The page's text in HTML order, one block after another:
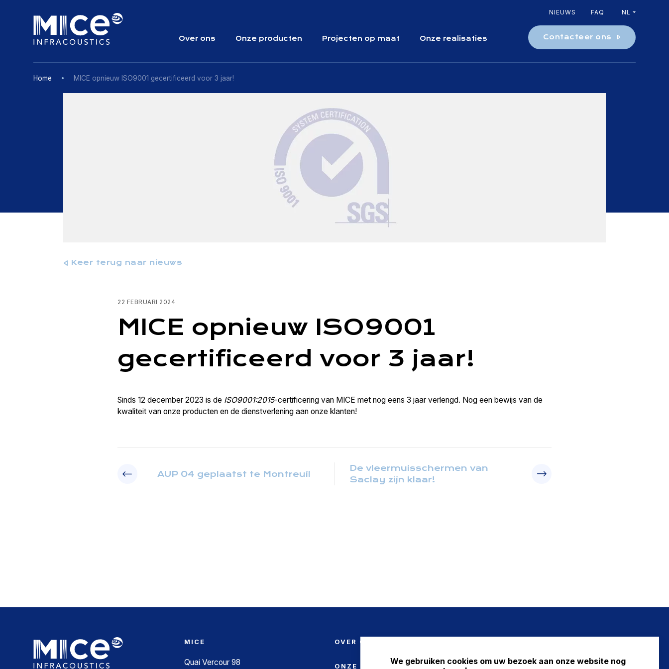
NIEUWS FAQ NL
Over ons Onze producten Projecten op maat Onze realisaties Contacteer ons
Home MICE opnieuw ISO9001 gecertificeerd voor 3 jaar!
Keer terug naar nieuws
22 FEBRUARI 2024
MICE opnieuw ISO9001
gecertificeerd voor 3 jaar!
Sinds 12 december 2023 is de ISO9001:2015-certificering van MICE met nog eens 3 jaar verlengd. Nog een bewijs van de
kwaliteit van onze producten en de dienstverlening aan onze klanten!
AUP 04 geplaatst te Montreuil
De vleermuisschermen van
Saclay zijn klaar!
MICE
Quai Vercour 98
OVER ONS
ONZE PRODUCTEN
FAQ
We gebruiken cookies om uw bezoek aan onze website nog